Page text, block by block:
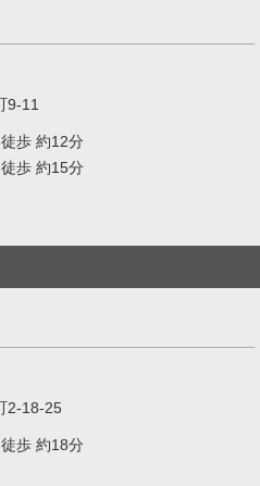
9-11
歩 約12分
歩 約15分
2-18-25
歩 約18分